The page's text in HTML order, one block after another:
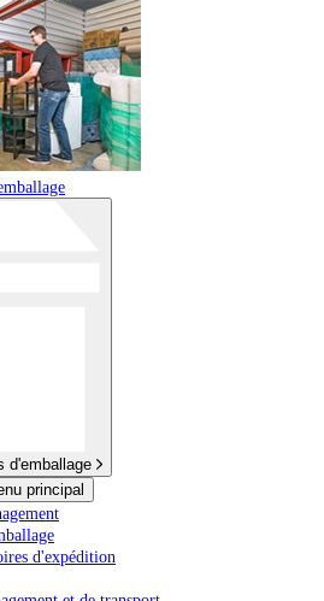
d'emballage
principal
d'expédition